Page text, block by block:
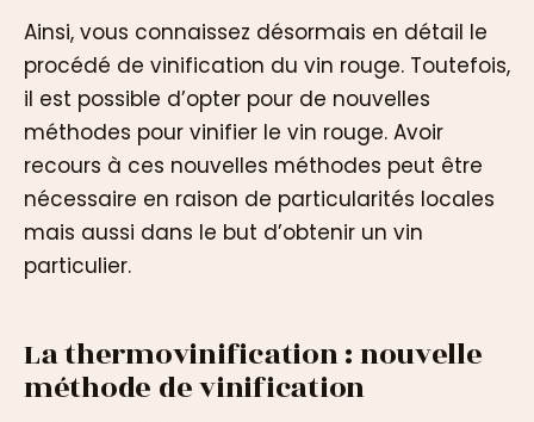
Ainsi, vous connaissez désormais en détail le
procédé de vinification du vin rouge. Toutefois,
il est possible d’opter pour de nouvelles
méthodes pour vinifier le vin rouge. Avoir
recours à ces nouvelles méthodes peut être
nécessaire en raison de particularités locales
mais aussi dans le but d’obtenir un vin
particulier.
La thermovinification : nouvelle
méthode de vinification